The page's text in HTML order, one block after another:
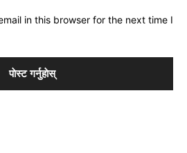
in this browser for the next time I